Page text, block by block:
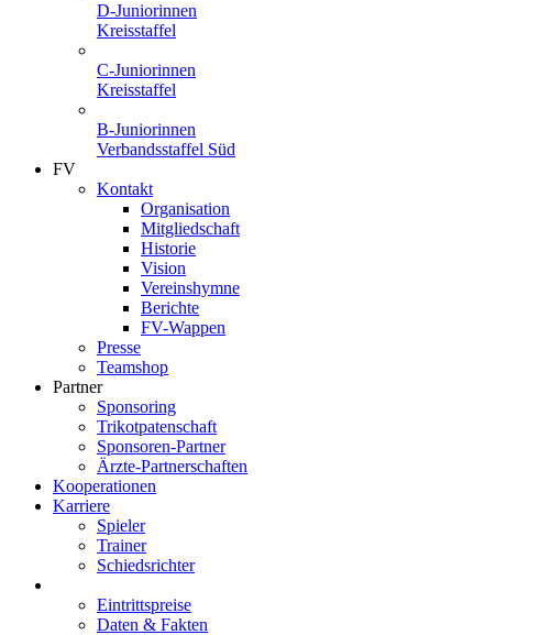
D-Juniorinnen
Kreisstaffel
C-Juniorinnen
Kreisstaffel
B-Juniorinnen
Verbandsstaffel Süd
FV
Kontakt
Organisation
Mitgliedschaft
Historie
Vision
Vereinshymne
Berichte
FV-Wappen
Presse
Teamshop
Partner
Sponsoring
Trikotpatenschaft
Sponsoren-Partner
Ärzte-Partnerschaften
Kooperationen
Karriere
Spieler
Trainer
Schiedsrichter
Eintrittspreise
Daten & Fakten